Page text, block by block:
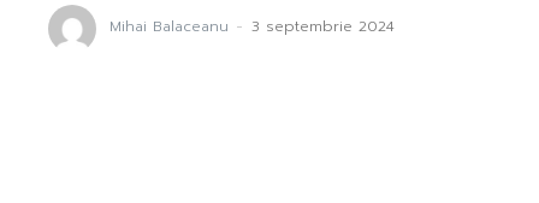
Mihai Balaceanu - 3 septembrie 2024